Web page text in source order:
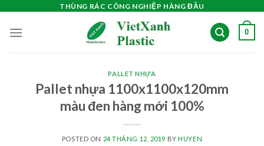
content
THÙNG RÁC CÔNG NGHIỆP HÀNG ĐẦU
0
PALLET NHỰA
Pallet nhựa 1100x1100x120mm
màu đen hàng mới 100%
POSTED ON 24 THÁNG 12, 2019 BYHUYEN